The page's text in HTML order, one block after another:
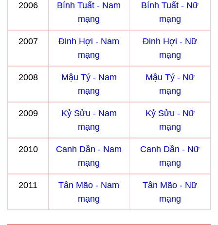
2006
Bính Tuất - Nam
mạng
Bính Tuất - Nữ
mạng
2007
Đinh Hợi - Nam
mạng
Đinh Hợi - Nữ
mạng
2008
Mậu Tý - Nam
mạng
Mậu Tý - Nữ
mạng
2009
Kỷ Sửu - Nam
mạng
Kỷ Sửu - Nữ
mạng
2010
Canh Dần - Nam
mạng
Canh Dần - Nữ
mạng
2011
Tân Mão - Nam
mạng
Tân Mão - Nữ
mạng